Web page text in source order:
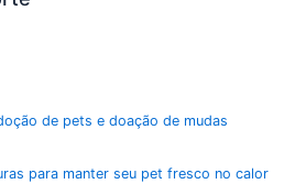
de pets e doação de mudas
para manter seu pet fresco no calor